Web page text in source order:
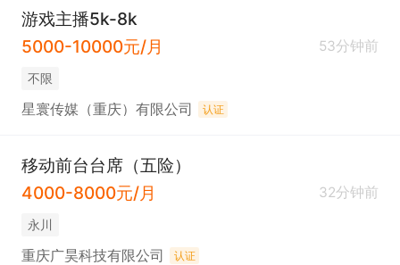
游戏主播5k-8k
5000-10000元/月
53分钟前
不限
星寰传媒（重庆）有限公司 认证
移动前台台席（五险）
4000-8000元/月
32分钟前
永川
重庆广昊科技有限公司 认证